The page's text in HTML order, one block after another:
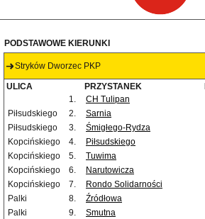
PODSTAWOWE KIERUNKI
Stryków Dworzec PKP
ULICA PRZYSTANEK
1.
CH Tulipan
Piłsudskiego
2. Sarnia
Piłsudskiego
3. Śmigłego-Rydza
Kopcińskiego
4. Piłsudskiego
Kopcińskiego
5. Tuwima
Kopcińskiego
6. Narutowicza
Kopcińskiego
7. Rondo Solidarności
Palki
8. Źródłowa
Palki
9. Smutna